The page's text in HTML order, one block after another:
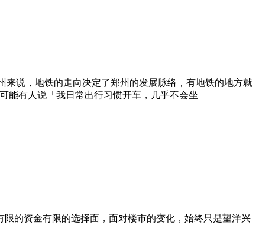
来说，地铁的走向决定了郑州的发展脉络，有地铁的地方就
能有人说「我日常出行习惯开车，几乎不会坐
的资金有限的选择面，面对楼市的变化，始终只是望洋兴